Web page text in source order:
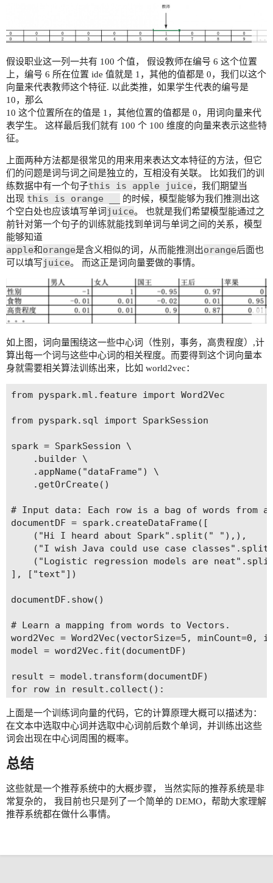
predictions = model.transform(data)
evaluator =
accuracy = evaluator.evaluate(predictions)
print("Accuracy:", accuracy)
predictions.show()
df_desc =
df_desc.show()
假设职业这一列一共有 100 个值， 假设教师在编号 6 这个位置
上，编号 6 所在位置 ide 值就是 1，其他的值都是 0，我们以这个
向量来代表教师这个特征. 以此类推，如果学生代表的编号是
10，那么
10 这个位置所在的值是 1，其他位置的值都是 0，用词向量来代
表学生。 这样最后我们就有 100 个 100 维度的向量来表示这些特
征。
上面两种方法都是很常见的用来用来表达文本特征的方法，但它
们的问题是词与词之间是独立的，互相没有关联。 比如我们的训
练数据中有一个句子this is apple juice，我们期望当
出现 this is orange __
的时候，模型能够为我们推测出这
个空白处也应该填写单词 juice。 也就是我们希望模型能通过之
前针对第一个句子的训练就能找到单词与单词之间的关系，模型
能够知道
apple和orange是含义相似的词，从而能推测出orange后面也
可以填写juice。 而这正是词向量要做的事情。
如上图，词向量围绕这一些中心词（性别，事务，高贵程度）,计
算出每一个词与这些中心词的相关程度。而要得到这个词向量本
身就需要相关算法训练出来，比如 world2vec：
from pyspark.ml.feature import Word2Vec
from pyspark.sql import SparkSession
spark = SparkSession \
    .builder \
    .appName("dataFrame") \
    .getOrCreate()
# Input data: Each row is a bag of words from a
documentDF = spark.createDataFrame([
    ("Hi I heard about Spark".split(" "),),
("I wish Java could use case
("Logistic regression models are
], ["text"])
documentDF.show()
# Learn a mapping from words to Vectors.
word2Vec = Word2Vec(vectorSize=5,
model = word2Vec.fit(documentDF)
result = model.transform(documentDF)
for row in result.collect():
print("Text: [%s] => \nVector: %s\n" % (",
# 运行结果
Text: [Hi, I, heard, about, Spark] =>
Vector: [-0.056896060705184937,-
Text: [I, wish, Java, could, use, case,
Vector:
上面是一个训练词向量的代码，它的计算原理大概可以描述为：
在文本中选取中心词并选取中心词前后数个单词，并训练出这些
词会出现在中心词周围的概率。
总结
这些就是一个推荐系统中的大概步骤， 当然实际的推荐系统是非
常复杂的， 我目前也只是列了一个简单的 DEMO，帮助大家理解
推荐系统都在做什么事情。